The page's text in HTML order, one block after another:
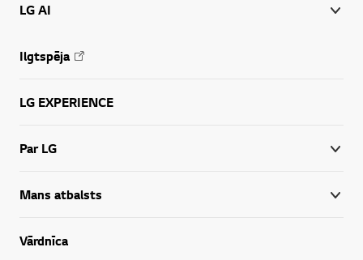
LG AI
Ilgtspēja
LG EXPERIENCE
Par LG
Mans atbalsts
Vārdnīca